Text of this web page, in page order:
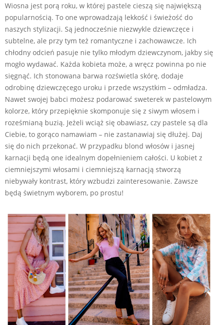
Wiosna jest porą roku, w której pastele cieszą się największą
popularnością. To one wprowadzają lekkość i świeżość do
naszych stylizacji. Są jednocześnie niezwykle dziewczęce i
subtelne, ale przy tym też romantyczne i zachowawcze. Ich
chłodny odcień pasuje nie tylko młodym dziewczynom, jakby się
mogło wydawać. Każda kobieta może, a wręcz powinna po nie
sięgnąć. Ich stonowana barwa rozświetla skórę, dodaje
odrobinę dziewczęcego uroku i przede wszystkim – odmładza.
Nawet swojej babci możesz podarować sweterek w pastelowym
kolorze, który przepięknie skomponuje się z siwym włosem i
roześmianą buzią. Jeżeli wciąż się obawiasz, czy pastele są dla
Ciebie, to gorąco namawiam – nie zastanawiaj się dłużej. Daj
się do nich przekonać. W przypadku blond włosów i jasnej
karnacji będą one idealnym dopełnieniem całości. U kobiet z
ciemniejszymi włosami i ciemniejszą karnacją stworzą
niebywały kontrast, który wzbudzi zainteresowanie. Zawsze
będą świetnym wyborem, po prostu!